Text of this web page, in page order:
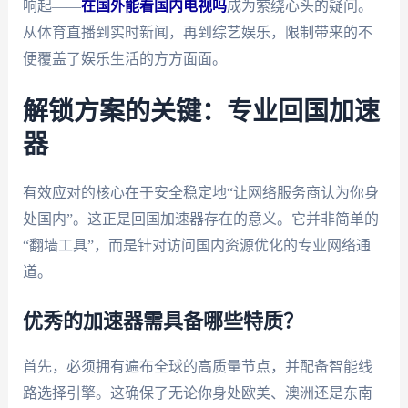
响起——在国外能看国内电视吗成为萦绕心头的疑问。
从体育直播到实时新闻，再到综艺娱乐，限制带来的不
便覆盖了娱乐生活的方方面面。
解锁方案的关键：专业回国加速
器
有效应对的核心在于安全稳定地“让网络服务商认为你身
处国内”。这正是回国加速器存在的意义。它并非简单的
“翻墙工具”，而是针对访问国内资源优化的专业网络通
道。
优秀的加速器需具备哪些特质？
首先，必须拥有遍布全球的高质量节点，并配备智能线
路选择引擎。这确保了无论你身处欧美、澳洲还是东南